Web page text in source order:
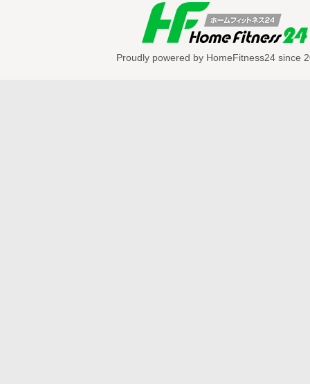
Proudly powered by HomeFitness24 since